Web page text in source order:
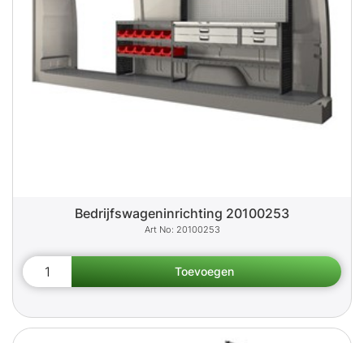
Bedrijfswageninrichting 20100253
20100253